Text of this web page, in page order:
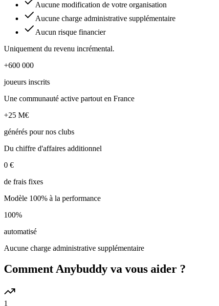
Aucune modification de votre organisation
Aucune charge administrative supplémentaire
Aucun risque financier
Uniquement du revenu incrémental.
+600 000
joueurs inscrits
Une communauté active partout en France
+25 M€
générés pour nos clubs
Du chiffre d'affaires additionnel
0 €
de frais fixes
Modèle 100% à la performance
100%
automatisé
Aucune charge administrative supplémentaire
Comment Anybuddy va vous aider ?
1